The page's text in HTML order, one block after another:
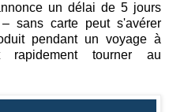
un délai de 5 jours
sans carte peut s'avérer
pendant un voyage à
rapidement tourner au